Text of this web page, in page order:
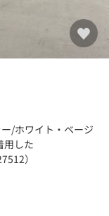
/ホワイト・ベージ
用した
）